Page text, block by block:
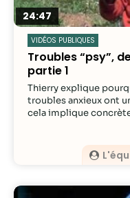
24:47
VIDÉOS PUBLIQUES
Troubles “psy”,
partie 1
Thierry explique
troubles anxieux ont
cela implique